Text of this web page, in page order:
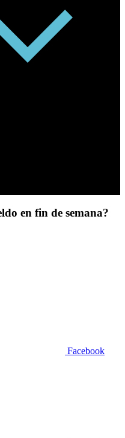
en fin de semana?
Facebook